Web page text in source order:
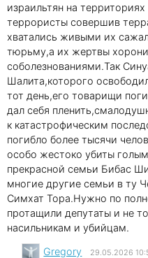
израильтян на
террористы совершив
хватались живыми их
тюрьму,а их жертвы
соболезнованиями.Так
Шалита,которого
тот день,его товарищи
дал себя
к катастрофическим
погибло более тысячи
особо жестоко убиты
прекрасной семьи Бибас
многие другие семьи в ту
Симхат Тора.Нужно по
протащили депутаты и не
насильникам и убийцам.
Gregory 29.05.2026